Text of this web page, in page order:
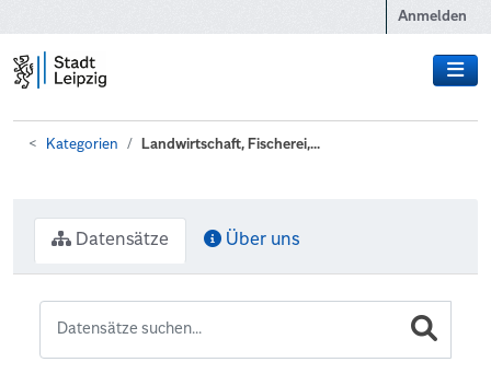
Anmelden
Kategorien Landwirtschaft, Fischerei,...
Datensätze Über uns